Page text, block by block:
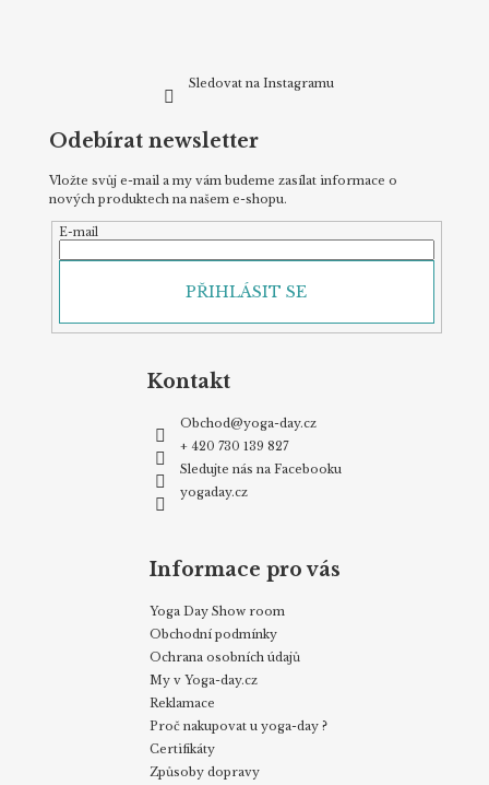
Sledovat na Instagramu
Odebírat newsletter
Vložte svůj e-mail a my vám budeme zasílat informace o
nových produktech na našem e-shopu.
E-mail
PŘIHLÁSIT SE
Kontakt
Obchod@yoga-day.cz
+ 420 730 139 827
Sledujte nás na Facebooku
yogaday.cz
Informace pro vás
Yoga Day Show room
Obchodní podmínky
Ochrana osobních údajů
My v Yoga-day.cz
Reklamace
Proč nakupovat u yoga-day ?
Certifikáty
Způsoby dopravy